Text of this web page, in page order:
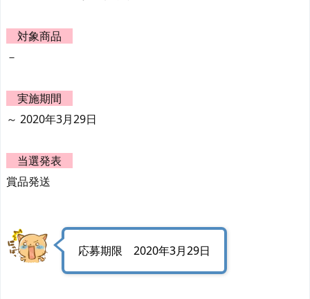
対象商品
－
実施期間
～ 2020年3月29日
当選発表
賞品発送
応募期限 2020年3月29日